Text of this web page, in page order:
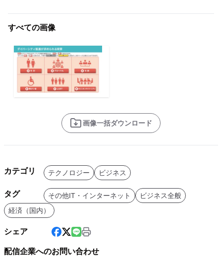
すべての画像
画像一括ダウンロード
カテゴリ テクノロジー ビジネス
タグ その他IT・インターネット
ビジネス全般
経済（国内）
シェア
配信企業へのお問い合わせ